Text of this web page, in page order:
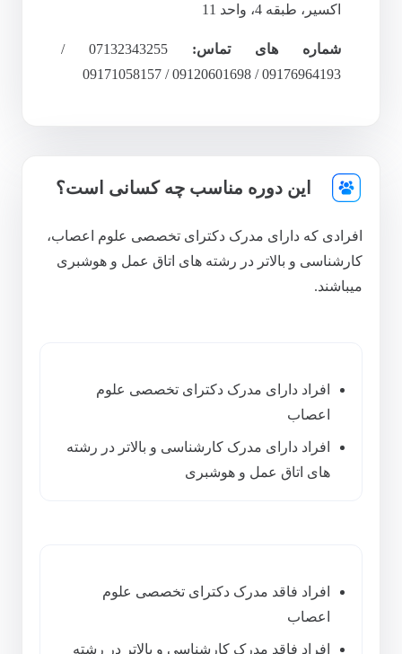
اکسیر، طبقه 4، واحد 11
شماره های تماس:
07132343255 /
09176964193 / 09120601698 / 09171058157
این دوره مناسب چه کسانی است؟
افرادی که دارای مدرک دکترای تخصصی علوم اعصاب،
کارشناسی و بالاتر در رشته های اتاق عمل و هوشبری
میباشند.
افراد دارای مدرک دکترای تخصصی علوم
اعصاب
افراد دارای مدرک کارشناسی و بالاتر در رشته
های اتاق عمل و هوشبری
افراد فاقد مدرک دکترای تخصصی علوم
اعصاب
افراد فاقد مدرک کارشناسی و بالاتر در رشته